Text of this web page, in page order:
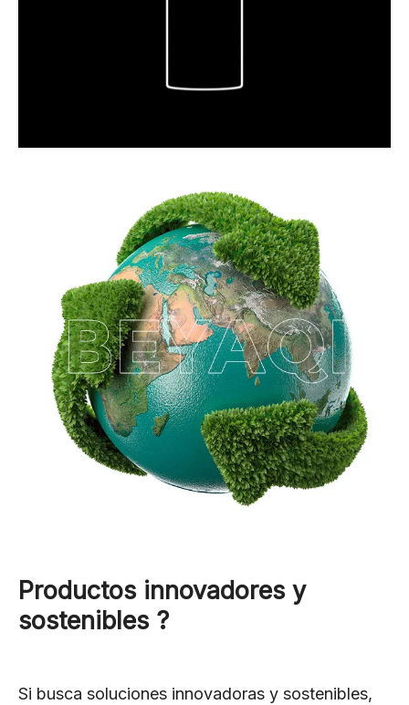
Productos innovadores y
sostenibles ?
Si busca soluciones innovadoras y sostenibles,